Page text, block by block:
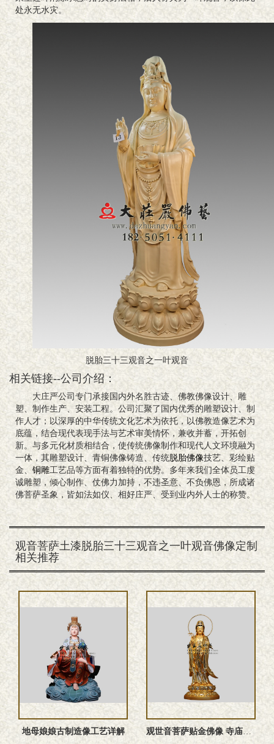
处永无水灾。
脱胎三十三观音之一叶观音
相关链接--公司介绍：
大庄严公司专门承接国内外名胜古迹、佛教佛像设计、雕
塑、制作生产、安装工程。公司汇聚了国内优秀的雕塑设计、制
作人才；以深厚的中华传统文化艺术为依托，以佛教造像艺术为
底蕴，结合现代表现手法与艺术审美情怀，兼收并蓄，开拓创
新。与多元化材质相结合，使传统佛像制作和现代人文环境融为
一体，其雕塑设计、青铜佛像铸造、传统脱胎佛像技艺、彩绘贴
金、 铜雕工艺品等方面有着独特的优势。多年来我们全体员工虔
诚雕塑，倾心制作、仗佛力加持，不违圣意、不负佛恩，所成诸
佛菩萨圣象，皆如法如仪、相好庄严、受到业内外人士的称赞。
观音菩萨土漆脱胎三十三观音之一叶观音佛像定制
相关推荐
地母娘娘古制造像工艺详解 观世音菩萨贴金佛像 寺庙大型殿堂造像厂家可定做